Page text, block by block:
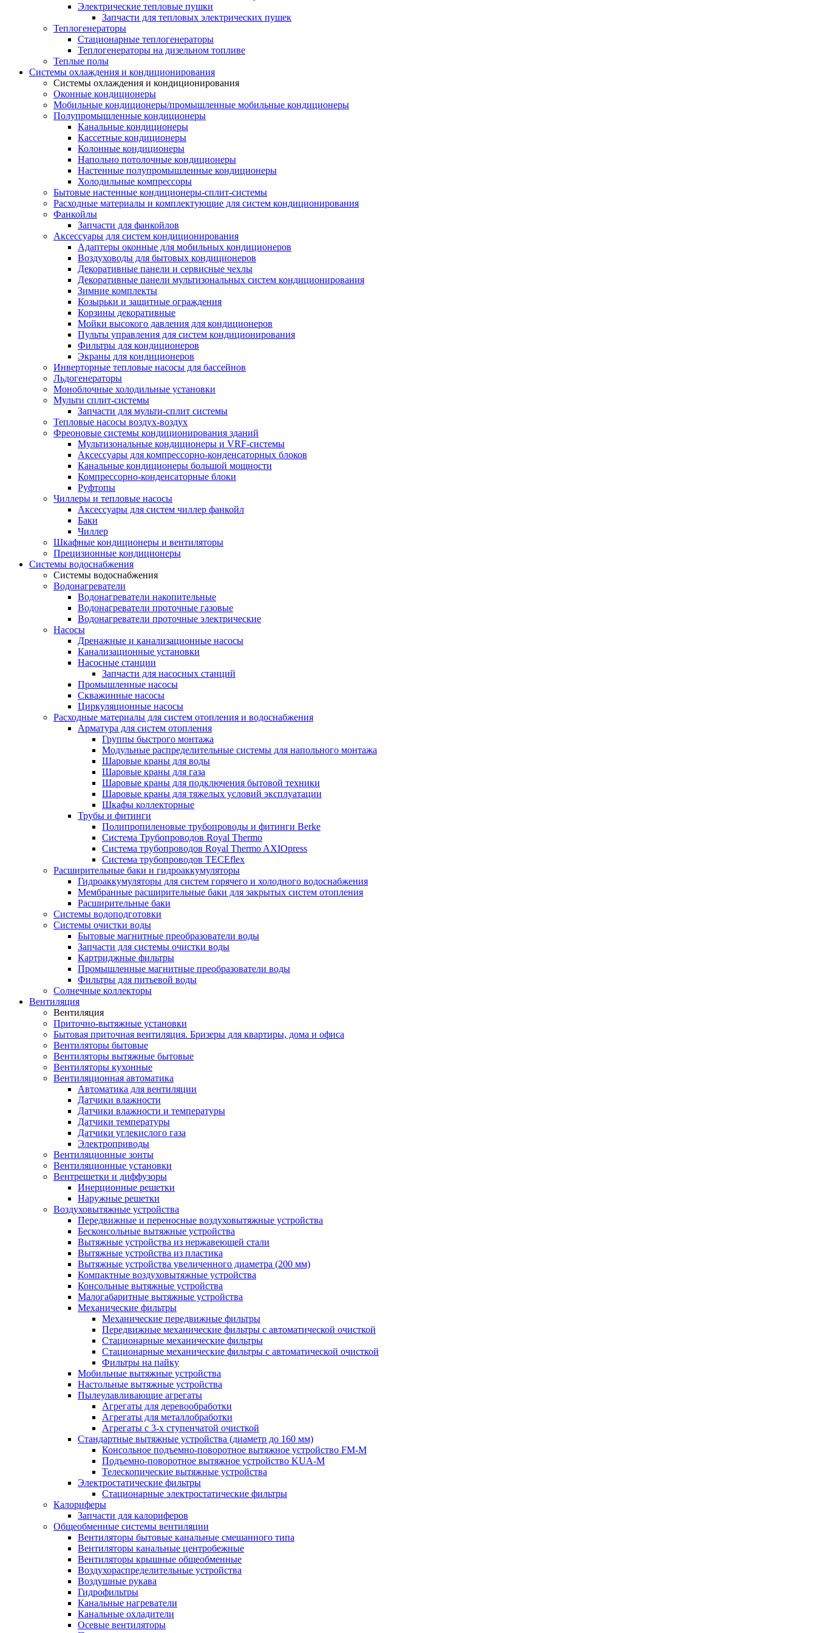
Электрические тепловые пушки
Запчасти для тепловых электрических пушек
Теплогенераторы
Cтационарные теплогенераторы
Теплогенераторы на дизельном топливе
Теплые полы
Системы охлаждения и кондиционирования
Системы охлаждения и кондиционирования
Оконные кондиционеры
Мобильные кондиционеры/промышленные мобильные кондиционеры
Полупромышленные кондиционеры
Канальные кондиционеры
Кассетные кондиционеры
Колонные кондиционеры
Напольно потолочные кондиционеры
Настенные полупромышленные кондиционеры
Холодильные компрессоры
Бытовые настенные кондиционеры-сплит-системы
Расходные материалы и комплектующие для систем кондиционирования
Фанкойлы
Запчасти для фанкойлов
Аксессуары для систем кондиционирования
Адаптеры оконные для мобильных кондиционеров
Воздуховоды для бытовых кондиционеров
Декоративные панели и сервисные чехлы
Декоративные панели мультизональных систем кондиционирования
Зимние комплекты
Козырьки и защитные ограждения
Корзины декоративные
Мойки высокого давления для кондиционеров
Пульты управления для систем кондиционирования
Фильтры для кондиционеров
Экраны для кондиционеров
Инверторные тепловые насосы для бассейнов
Льдогенераторы
Моноблочные холодильные установки
Мульти сплит-системы
Запчасти для мульти-сплит системы
Тепловые насосы воздух-воздух
Фреоновые системы кондиционирования зданий
Мультизональные кондиционеры и VRF-системы
Аксессуары для компрессорно-конденсаторных блоков
Канальные кондиционеры большой мощности
Компрессорно-конденсаторные блоки
Руфтопы
Чиллеры и тепловые насосы
Аксессуары для систем чиллер фанкойл
Баки
Чиллер
Шкафные кондиционеры и вентиляторы
Прецизионные кондиционеры
Системы водоснабжения
Системы водоснабжения
Водонагреватели
Водонагреватели накопительные
Водонагреватели проточные газовые
Водонагреватели проточные электрические
Насосы
Дренажные и канализационные насосы
Канализационные установки
Насосные станции
Запчасти для насосных станций
Промышленные насосы
Скважинные насосы
Циркуляционные насосы
Расходные материалы для систем отопления и водоснабжения
Арматура для систем отопления
Группы быстрого монтажа
Модульные распределительные системы для напольного монтажа
Шаровые краны для воды
Шаровые краны для газа
Шаровые краны для подключения бытовой техники
Шаровые краны для тяжелых условий эксплуатации
Шкафы коллекторные
Трубы и фитинги
Полипропиленовые трубопроводы и фитинги Berke
Система Трубопроводов Royal Thermo
Система трубопроводов Royal Thermo AXIOpress
Система трубопроводов TECEflex
Расширительные баки и гидроаккумуляторы
Гидроаккумуляторы для систем горячего и холодного водоснабжения
Мембранные расширительные баки для закрытых систем отопления
Расширительные баки
Системы водоподготовки
Системы очистки воды
Бытовые магнитные преобразователи воды
Запчасти для системы очистки воды
Картриджные фильтры
Промышленные магнитные преобразователи воды
Фильтры для питьевой воды
Солнечные коллекторы
Вентиляция
Вентиляция
Приточно-вытяжные установки
Бытовая приточная вентиляция. Бризеры для квартиры, дома и офиса
Вентиляторы бытовые
Вентиляторы вытяжные бытовые
Вентиляторы кухонные
Вентиляционная автоматика
Автоматика для вентиляции
Датчики влажности
Датчики влажности и температуры
Датчики температуры
Датчики углекислого газа
Электроприводы
Вентиляционные зонты
Вентиляционные установки
Вентрешетки и диффузоры
Инерционные решетки
Наружные решетки
Воздуховытяжные устройства
Передвижные и переносные воздуховытяжные устройства
Бесконсольные вытяжные устройства
Вытяжные устройства из нержавеющей стали
Вытяжные устройства из пластика
Вытяжные устройства увеличенного диаметра (200 мм)
Компактные воздуховытяжные устройства
Консольные вытяжные устройства
Малогабаритные вытяжные устройства
Механические фильтры
Механические передвижные фильтры
Передвижные механические фильтры с автоматической очисткой
Стационарные механические фильтры
Стационарные механические фильтры с автоматической очисткой
Фильтры на пайку
Мобильные вытяжные устройства
Настольные вытяжные устройства
Пылеулавливающие агрегаты
Агрегаты для деревообработки
Агрегаты для металлобработки
Агрегаты с 3-х ступенчатой очисткой
Стандартные вытяжные устройства (диаметр до 160 мм)
Консольное подъемно-поворотное вытяжное устройство FM-M
Подъемно-поворотное вытяжное устройство KUA-M
Телескопические вытяжные устройства
Электростатические фильтры
Стационарные электростатические фильтры
Калориферы
Запчасти для калориферов
Общеобменные системы вентиляции
Вентиляторы бытовые канальные смешанного типа
Вентиляторы канальные центробежные
Вентиляторы крышные общеобменные
Воздухораспределительные устройства
Воздушные рукава
Гидрофильтры
Канальные нагреватели
Канальные охладители
Осевые вентиляторы